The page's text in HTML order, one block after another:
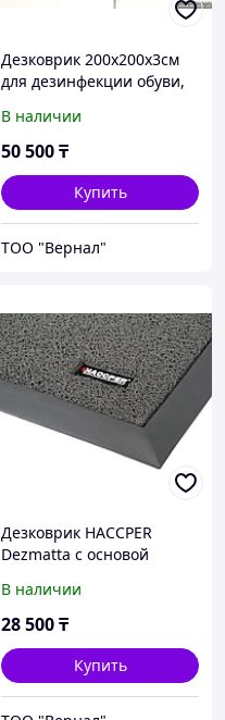
Дезковрик 200x200x3см
для дезинфекции обуви,
В наличии
50 500₸
Купить
ТОО "Вернал"
Дезковрик HACCPER
Dezmatta с основой
В наличии
28 500₸
Купить